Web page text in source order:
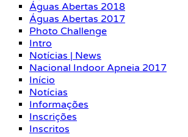
Águas Abertas 2018
Águas Abertas 2017
Photo Challenge
Intro
Notícias | News
Nacional Indoor Apneia 2017
Início
Notícias
Informações
Inscrições
Inscritos